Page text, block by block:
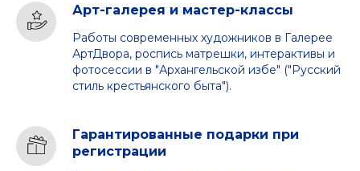
Арт-галерея и мастер-классы
Работы современных художников в Галерее
АртДвора, роспись матрешки, интерактивы и
фотосессии в "Архангельской избе" ("Русский
стиль крестьянского быта").
Гарантированные подарки при
регистрации